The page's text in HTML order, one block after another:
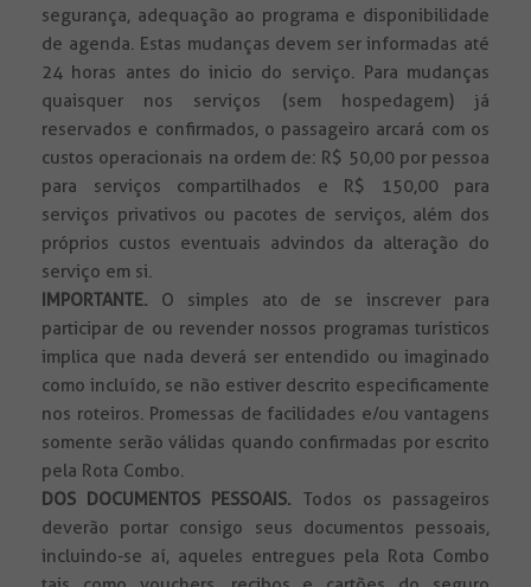
segurança, adequação ao programa e disponibilidade
de agenda. Estas mudanças devem ser informadas até
24 horas antes do inicio do serviço. Para mudanças
quaisquer nos serviços (sem hospedagem) já
reservados e confirmados, o passageiro arcará com os
custos operacionais na ordem de: R$ 50,00 por pessoa
para serviços compartilhados e R$ 150,00 para
serviços privativos ou pacotes de serviços, além dos
próprios custos eventuais advindos da alteração do
serviço em si.
IMPORTANTE. O simples ato de se inscrever para
participar de ou revender nossos programas turísticos
implica que nada deverá ser entendido ou imaginado
como incluído, se não estiver descrito especificamente
nos roteiros. Promessas de facilidades e/ou vantagens
somente serão válidas quando confirmadas por escrito
pela Rota Combo.
DOS DOCUMENTOS PESSOAIS. Todos os passageiros
deverão portar consigo seus documentos pessoais,
incluindo-se aí, aqueles entregues pela Rota Combo